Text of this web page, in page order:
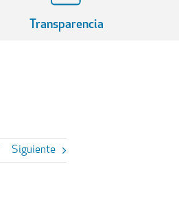
Transparencia
Siguiente